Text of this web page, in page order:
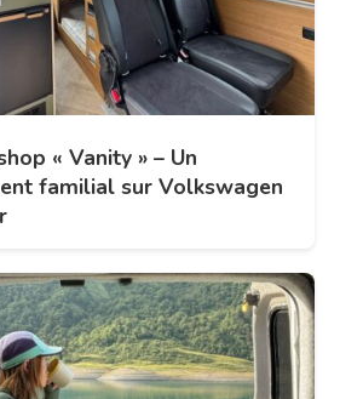
« Vanity » – Un
familial sur Volkswagen